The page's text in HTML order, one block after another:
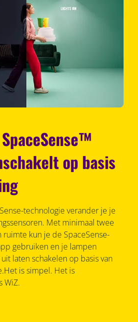
op basis
technologie verander je je
Met minimaal twee
kun je de SpaceSense-
gebruiken en je lampen
laten schakelen op basis van
is simpel. Het is
WiZ.